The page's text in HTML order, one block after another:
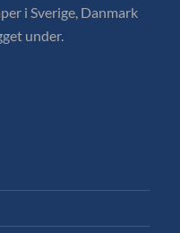
i Sverige, Danmark
under.